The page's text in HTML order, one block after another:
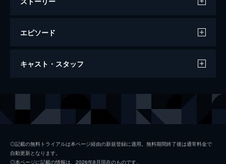
エピソード
翔んで埼玉
キャスト・スタッフ
麻実麗 GACKT
◎記載の無料トライアルは本ページ経由の新規登録に適用。無料期間終了後は通常料金で
自動更新となります。
◎本ページに記載の情報は、2026年8月現在のものです。